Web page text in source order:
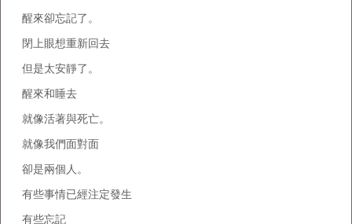
醒來卻忘記了。
閉上眼想重新回去
但是太安靜了。
醒來和睡去
就像活著與死亡。
就像我們面對面
卻是兩個人。
有些事情已經注定發生
有些忘記